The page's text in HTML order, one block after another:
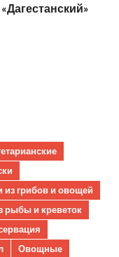
из грибов и овощей
рыбы и креветок
Овощные